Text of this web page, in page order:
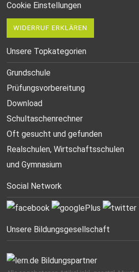
Cookie Einstellungen
WIDERRUF ERKLÄREN
Unsere Topkategorien
Grundschule
Prüfungsvorbereitung
Download
Schultaschenrechner
Oft gesucht und gefunden
Realschulen,Wirtschaftsschulen
und Gymnasium
Social Network
Unsere Bildungsgesellschaft